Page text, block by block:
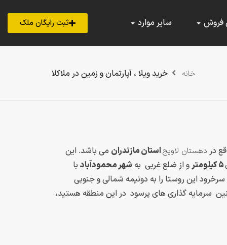
فروش سایر موارد ثبت رایگان ملک
خانه خرید ویلا ، آپارتمان و زمین در ملاکلا
در دهستان لاویجاستان مازندران می باشد. این
۵ کیلومتر و از ضلع غربی به شهر محمودآبادبا
این روستا را به دونیمه شمالی و جنوبی
سرمایه گذاری های پرسود در این منطقه هستید،